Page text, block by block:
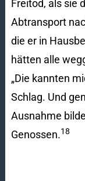
Freitod, als sie
Abtransport
die er in
hätten alle
„Die kannten
Schlag. Und
Ausnahme
Genossen.18